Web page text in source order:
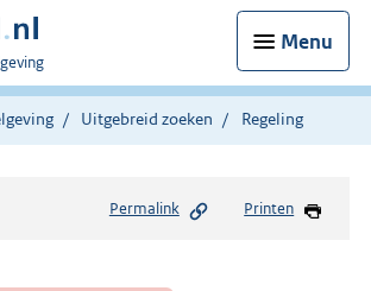
Menu
Uitgebreid zoeken Regeling
Permalink Printen